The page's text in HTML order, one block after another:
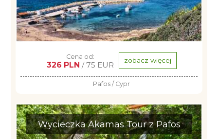
Cena od:
326 PLN / 75 EUR zobacz więcej
Pafos / Cypr
Wycieczka Akamas Tour z Pafos